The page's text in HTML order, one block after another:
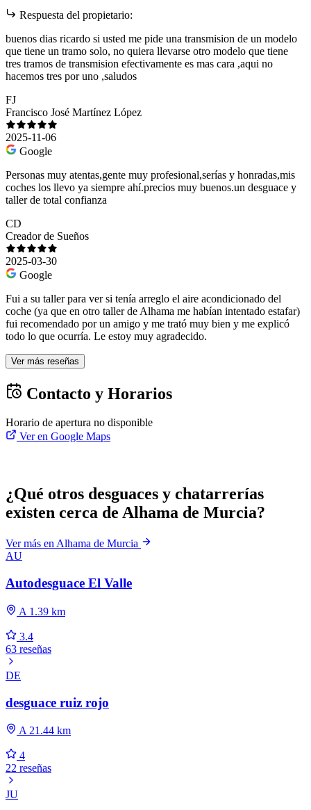
Respuesta del propietario:
buenos dias ricardo si usted me pide una transmision de un modelo
que tiene un tramo solo, no quiera llevarse otro modelo que tiene
tres tramos de transmision efectivamente es mas cara ,aqui no
hacemos tres por uno ,saludos
FJ
Francisco José Martínez López
2025-11-06
Google
Personas muy atentas,gente muy profesional,serías y honradas,mis
coches los llevo ya siempre ahí.precios muy buenos.un desguace y
taller de total confianza
CD
Creador de Sueños
2025-03-30
Google
Fui a su taller para ver si tenía arreglo el aire acondicionado del
coche (ya que en otro taller de Alhama me habían intentado estafar)
fui recomendado por un amigo y me trató muy bien y me explicó
todo lo que ocurría. Le estoy muy agradecido.
Ver más reseñas
Contacto y Horarios
Horario de apertura no disponible
Ver en Google Maps
¿Qué otros desguaces y chatarrerías
existen cerca de Alhama de Murcia?
Ver más en Alhama de Murcia
AU
Autodesguace El Valle
A 1.39 km
3.4
63 reseñas
DE
desguace ruiz rojo
A 21.44 km
4
22 reseñas
JU